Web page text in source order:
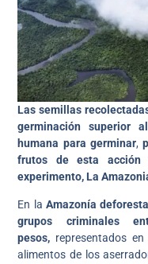
Las semillas
germinación superior
humana para germinar,
frutos de esta acción
experimento, La
En la Amazonía
grupos criminales
pesos, representados
alimentos de los